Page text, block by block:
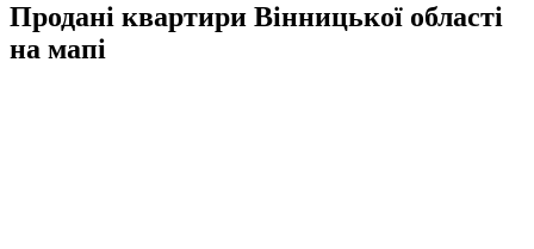
Продані квартири Вінницької області
на мапі